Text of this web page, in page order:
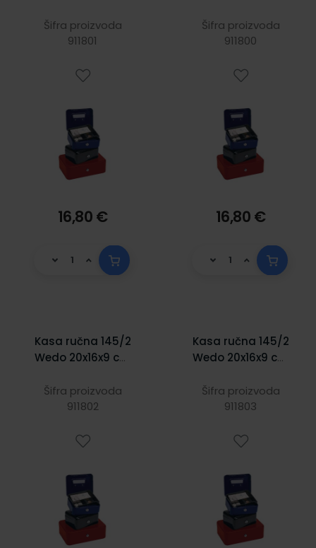
Šifra proizvoda
911801
16,80 €
Šifra proizvoda
911800
16,80 €
Kasa ručna 145/2
Wedo 20x16x9 cm
Šifra proizvoda
911802
Kasa ručna 145/2
Wedo 20x16x9 cm
Šifra proizvoda
911803